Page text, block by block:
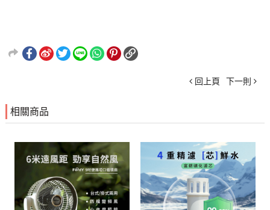
回上頁 下一則
相關商品